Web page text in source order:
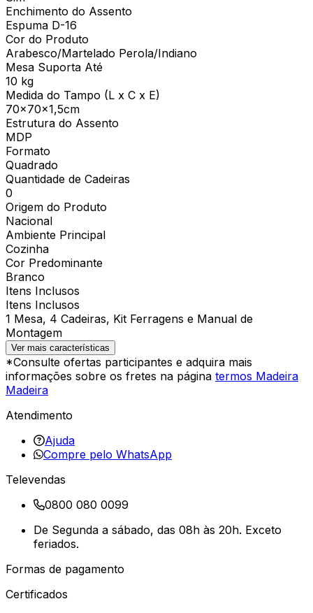
Enchimento do Assento
Espuma D-16
Cor do Produto
Arabesco/Martelado Perola/Indiano
Mesa Suporta Até
10 kg
Medida do Tampo (L x C x E)
70x70x1,5cm
Estrutura do Assento
MDP
Formato
Quadrado
Quantidade de Cadeiras
0
Origem do Produto
Nacional
Ambiente Principal
Cozinha
Cor Predominante
Branco
Itens Inclusos
Itens Inclusos
1 Mesa, 4 Cadeiras, Kit Ferragens e Manual de
Montagem
Ver mais características
*Consulte ofertas participantes e adquira mais
informações sobre os fretes na página termos Madeira
Madeira
Atendimento
Ajuda
Compre pelo WhatsApp
Televendas
0800 080 0099
De Segunda a sábado, das 08h às 20h. Exceto
feriados.
Formas de pagamento
Certificados